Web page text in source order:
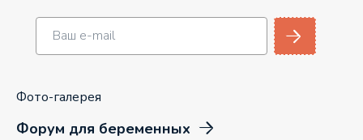
Фото-галерея
Форум для беременных